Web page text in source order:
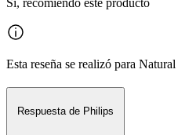
Sí, recomiendo este producto
Esta reseña se realizó para
Respuesta de Philips